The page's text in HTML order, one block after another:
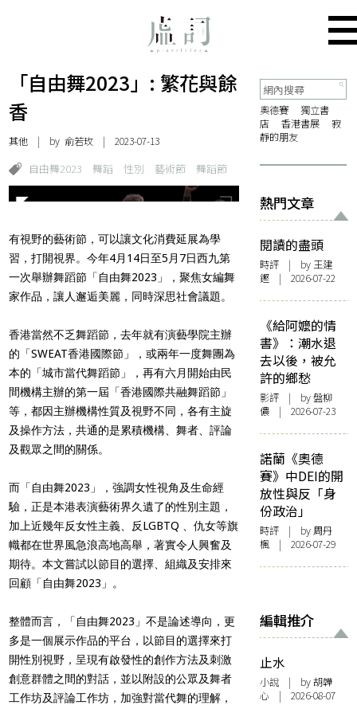
「自由舞2023」: 繁花與餘
香
其他 | by 俞若玫 | 2023-07-13
自由舞2023 舞蹈 性別 藝術節 舞蹈節
有視野的藝術節，可以讓文化消費延展為學
習，打開視界。今年4月 14日至5 月 7日西九第
一次舉辦舞蹈節「自由舞2023 」，聚焦女編舞
家作品，讓人邂逅美麗，同時深思社會議題。
香港當然不乏舞蹈節，去年就有演藝學院主辦
的「SWEAT香港國際節」，或兩年一度舞團為
本的「城市當代舞蹈節」，再有六月開始由民
間機構主辦的第一屆「香港國際共融舞蹈節」
等，都因主辦機構性質及視野不同，各有主旋
及操作方法，共通的是累積機構、舞者、評論
及觀眾之間的關係。
而「自由舞2023」，強調女性視角及生命經
驗，正是本港表演藝術界久遺了的性別主題，
加上近幾年反女性主義、反LGBTQ 、仇女等旗
幟都在世界風急浪高地高舉，著實令人興奮及
期待。本文嘗試以節目的選擇、組織及安排來
回顧「自由舞2023」。
整體而言，「自由舞2023」不是論述導向，更
多是一個展示作品的平台，以節目的選擇來打
開性別視野，呈現有啟發性的創作方法及刺激
創意群體之間的對話，並以附設的公眾及舞者
工作坊及評論工作坊，加強對當代舞的理解，
奧德賽
獨立書
店
香港書展
寂
靜的朋友
熱門文章
閱讀的盡頭
時評 | by 王建
鏗 | 2026-07-22
《給阿嬤的情
書》：潮水退
去以後，被允
許的鄉愁
影評 | by 盤柳
儂 | 2026-07-23
諾蘭《奧德
賽》中DEI的開
放性與反「身
份政治」
時評 | by周丹
楓 | 2026-07-29
編輯推介
止水
小說 | by 胡韡
心 | 2026-08-07